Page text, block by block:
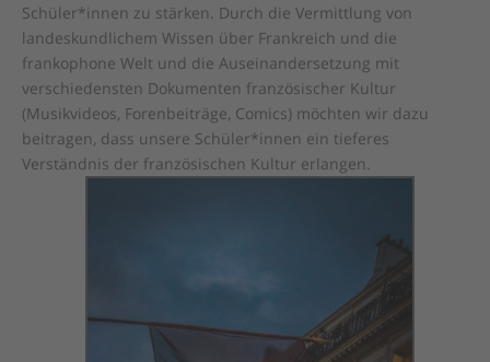
Schüler*innen zu stärken. Durch die Vermittlung von
landeskundlichem Wissen über Frankreich und die
frankophone Welt und die Auseinandersetzung mit
verschiedensten Dokumenten französischer Kultur
(Musikvideos, Forenbeiträge, Comics) möchten wir dazu
beitragen, dass unsere Schüler*innen ein tieferes
Verständnis der französischen Kultur erlangen.